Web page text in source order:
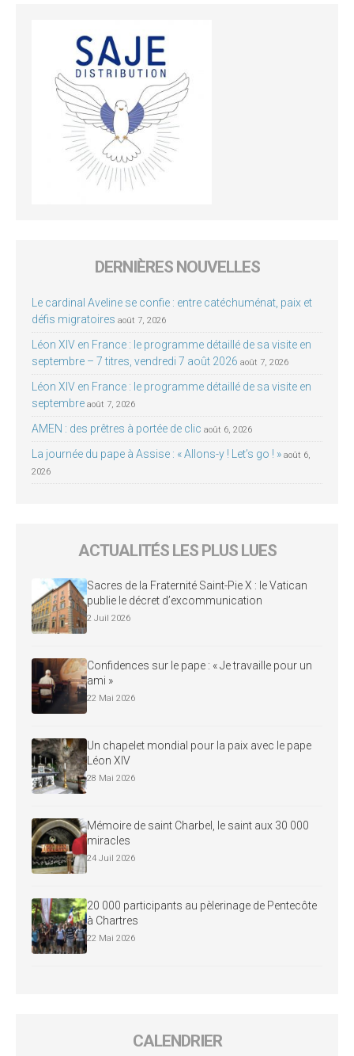
DERNIÈRES NOUVELLES
Le cardinal Aveline se confie : entre catéchuménat, paix et
défis migratoires août 7, 2026
Léon XIV en France : le programme détaillé de sa visite en
septembre – 7 titres, vendredi 7 août 2026 août 7, 2026
Léon XIV en France : le programme détaillé de sa visite en
septembre août 7, 2026
AMEN : des prêtres à portée de clic août 6, 2026
La journée du pape à Assise : « Allons-y ! Let’s go ! » août 6,
2026
ACTUALITÉS LES PLUS LUES
Sacres de la Fraternité Saint-Pie X : le Vatican
publie le décret d’excommunication
2 Juil 2026
Confidences sur le pape : « Je travaille pour un
ami »
22 Mai 2026
Un chapelet mondial pour la paix avec le pape
Léon XIV
28 Mai 2026
Mémoire de saint Charbel, le saint aux 30 000
miracles
24 Juil 2026
20 000 participants au pèlerinage de Pentecôte
à Chartres
22 Mai 2026
CALENDRIER